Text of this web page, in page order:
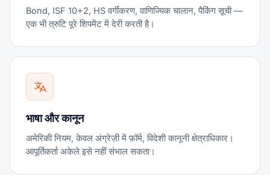
Bond, ISF 10+2, HS वर्गीकरण, वाणिज्यिक चालान, पैकिंग सूची —
एक भी त्रुटि पूरे शिपमेंट में देरी करती है।
भाषा और कानून
अमेरिकी नियम, केवल अंग्रेज़ी में फ़ॉर्म, विदेशी कानूनी क्षेत्राधिकार।
आपूर्तिकर्ता अकेले इसे नहीं संभाल सकता।